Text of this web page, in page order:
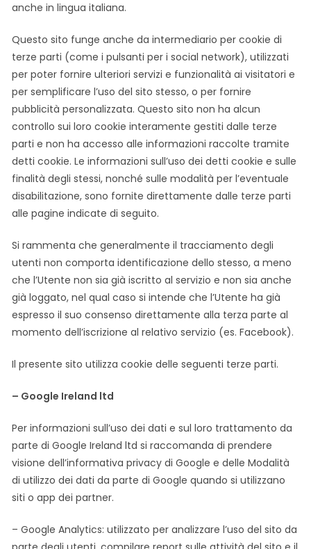
anche in lingua italiana.
Questo sito funge anche da intermediario per cookie di
terze parti (come i pulsanti per i social network), utilizzati
per poter fornire ulteriori servizi e funzionalità ai visitatori e
per semplificare l’uso del sito stesso, o per fornire
pubblicità personalizzata. Questo sito non ha alcun
controllo sui loro cookie interamente gestiti dalle terze
parti e non ha accesso alle informazioni raccolte tramite
detti cookie. Le informazioni sull’uso dei detti cookie e sulle
finalità degli stessi, nonché sulle modalità per l’eventuale
disabilitazione, sono fornite direttamente dalle terze parti
alle pagine indicate di seguito.
Si rammenta che generalmente il tracciamento degli
utenti non comporta identificazione dello stesso, a meno
che l’Utente non sia già iscritto al servizio e non sia anche
già loggato, nel qual caso si intende che l’Utente ha già
espresso il suo consenso direttamente alla terza parte al
momento dell’iscrizione al relativo servizio (es. Facebook).
Il presente sito utilizza cookie delle seguenti terze parti.
– Google Ireland ltd
Per informazioni sull’uso dei dati e sul loro trattamento da
parte di Google Ireland ltd si raccomanda di prendere
visione dell’informativa privacy di Google e delle Modalità
di utilizzo dei dati da parte di Google quando si utilizzano
siti o app dei partner.
– Google Analytics: utilizzato per analizzare l’uso del sito da